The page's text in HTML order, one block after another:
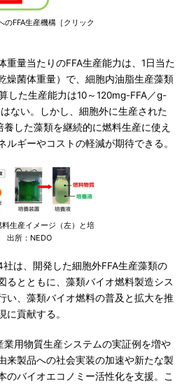
FFA生産機構［クリック
量当たりのFFA生産能力は、1日当た
燥菌体重量）で、細胞内油脂生産藻類
した生産能力は10～120mg-FFA／g-
ない。しかし、細胞外に生産された
養した藻類を継続的に燃料生産に使え
ルギーやコストの軽減が期待できる。
生産イメージ（左）と培
出所：NEDO
は、開発した細胞外FFA生産藻類の
るとともに、藻類バイオ燃料製造シス
い、藻類バイオ燃料の普及と拡大を推
に貢献する。
用物質生産システムの実証例を増や
来製品への社会実装の加速や新たな製
のバイオエコノミー活性化を支援。こ